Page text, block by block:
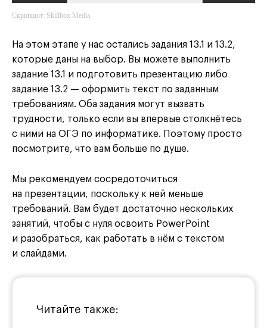
Скриншот: Skillbox Media
На этом этапе у нас остались задания 13.1 и 13.2,
которые даны на выбор. Вы можете выполнить
задание 13.1 и подготовить презентацию либо
задание 13.2 — оформить текст по заданным
требованиям. Оба задания могут вызвать
трудности, только если вы впервые столкнётесь
с ними на ОГЭ по информатике. Поэтому просто
посмотрите, что вам больше по душе.
Мы рекомендуем сосредоточиться
на презентации, поскольку к ней меньше
требований. Вам будет достаточно нескольких
занятий, чтобы с нуля освоить PowerPoint
и разобраться, как работать в нём с текстом
и слайдами.
Читайте также: